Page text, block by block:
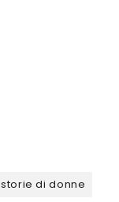
storie di donne